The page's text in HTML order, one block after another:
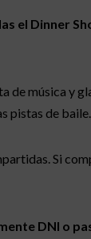
el Dinner
de música y
pistas de baile.
Si
DNI o